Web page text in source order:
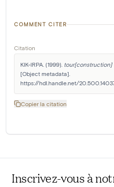
COMMENT CITER
Citation
KIK-IRPA. (1999). tour[construction]
[Object metadata].
https://hdl.handle.net/
Copier la citation
Inscrivez-vous à